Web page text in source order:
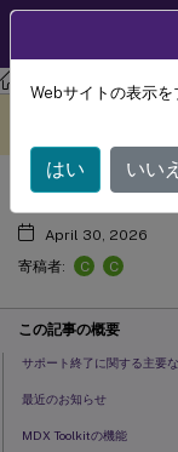
MAM SDK
レガシー
April 30, 2026
寄稿者:
C C
この記事の概要
サポート終了に関する主要
最近のお知らせ
MDX Toolkitの機能
Webサイトの表示
はい いいえ